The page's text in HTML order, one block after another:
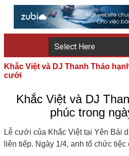
Khắc Việt và DJ Thanh Thảo
cưới
Khắc Việt và DJ
phúc trong
Lễ cưới của Khắc Việt tại Yên Bái
liên tiếp. Ngày 1/4, anh tổ chức